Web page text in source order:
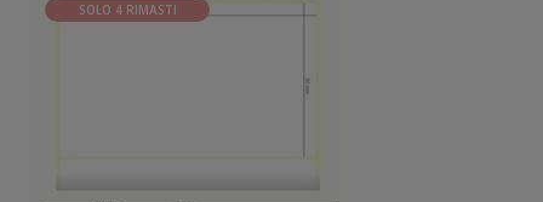
SOLO 4 RIMASTI